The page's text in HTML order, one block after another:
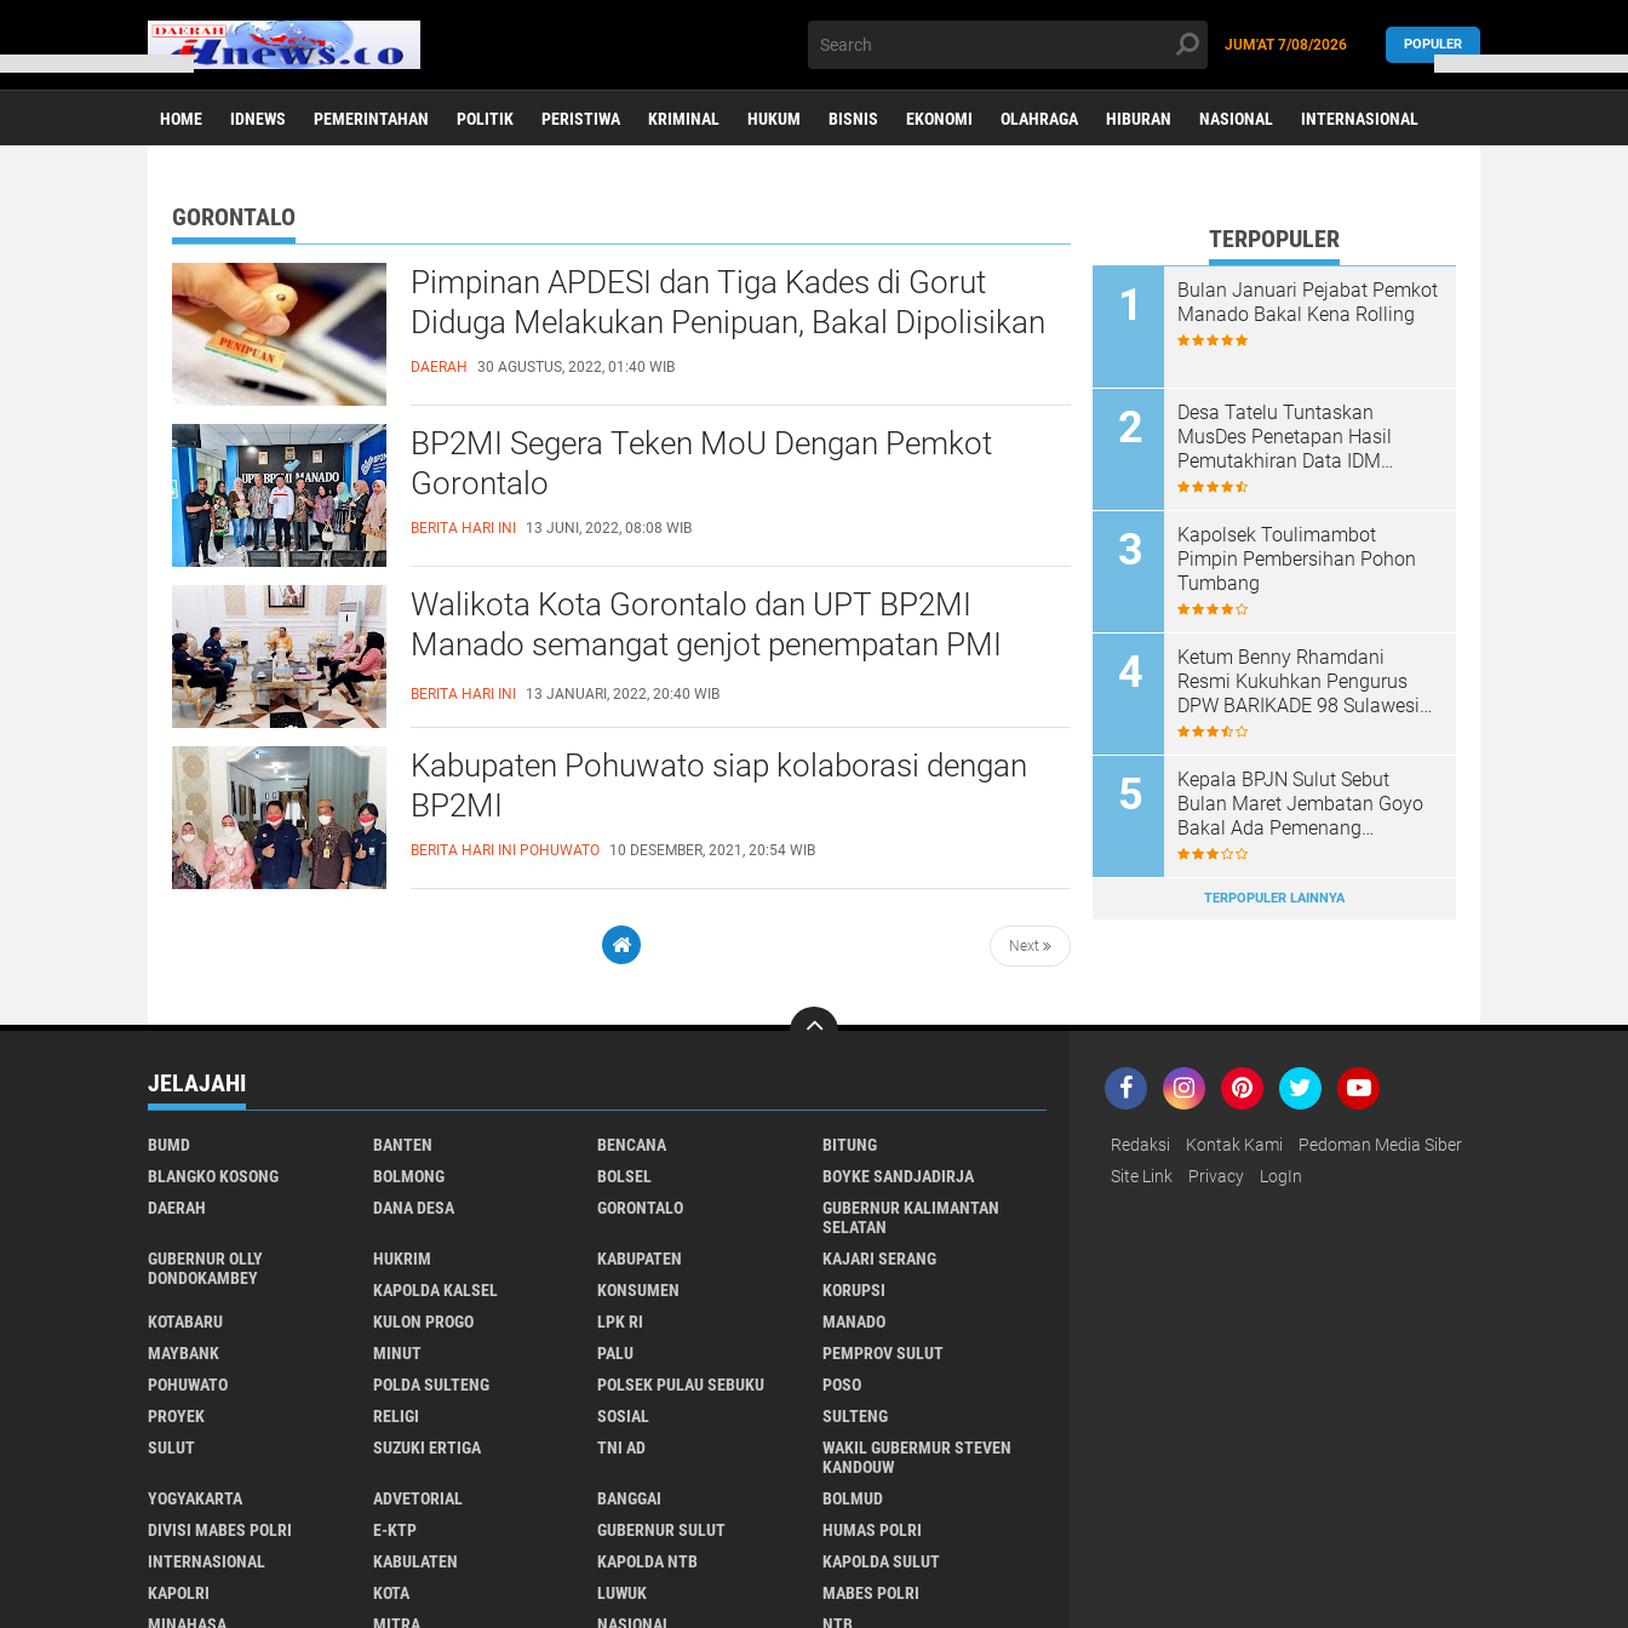
JUM'AT7/08/2026 POPULER
HOME IDNEWS PEMERINTAHAN POLITIK PERISTIWA KRIMINAL HUKUM BISNIS EKONOMI OLAHRAGA HIBURAN NASIONAL INTERNASIONAL
GORONTALO
Pimpinan APDESI dan Tiga Kades di Gorut
Diduga Melakukan Penipuan, Bakal Dipolisikan
DAERAH 30 AGUSTUS, 2022, 01:40 WIB
BP2MI Segera Teken MoU Dеngаn Pemkot
Gоrоntаlо
BERITA HARI INI 13 JUNI, 2022, 08:08 WIB
Walikota Kota Gorontalo dan UPT BP2MI
Manado semangat genjot penempatan PMI
sektor formal.
BERITA HARI INI 13 JANUARI, 2022, 20:40 WIB
Kabupaten Pohuwato siap kolaborasi dengan
BP2MI
BERITA HARI INI POHUWATO 10 DESEMBER, 2021, 20:54 WIB
Next
TERPOPULER
Bulan Januari Pejabat Pemkot
Manado Bakal Kena Rolling
Desa Tatelu Tuntaskan
MusDes Penetapan Hasil
Pemutakhiran Data IDM
Berbasis SDGs Desa Tahun
Kapolsek Toulimambot
Pimpin Pembersihan Pohon
Tumbang
Ketum Benny Rhamdani
Resmi Kukuhkan Pengurus
DPW BARIKADE 98 Sulawesi
Utara
Kepala BPJN Sulut Sebut
Bulan Maret Jembatan Goyo
Bakal Ada Pemenang
Tendernya
TERPOPULER LAINNYA
JELAJAHI
BUMD BANTEN BENCANA
BITUNG
BLANGKO KOSONG
BOLMONG BOLSEL
BOYKE SANDJADIRJA
DAERAH
DANA DESA GORONTALO
GUBERNUR KALIMANTAN
SELATAN
GUBERNUR OLLY
DONDOKAMBEY
HUKRIM KABUPATEN
KAJARI SERANG
KAPOLDA KALSEL
KONSUMEN
KORUPSI
KOTABARU
KULON PROGO LPK RI
MANADO
MAYBANK
MINUT PALU
PEMPROV SULUT
POHUWATO
POLDA SULTENG POLSEK PULAU SEBUKU
POSO
PROYEK
RELIGI SOSIAL
SULTENG
SULUT
SUZUKI ERTIGA TNI AD
WAKIL GUBERMUR STEVEN
KANDOUW
YOGYAKARTA
ADVETORIAL BANGGAI
BOLMUD
DIVISI MABES POLRI
E-KTP GUBERNUR SULUT
HUMAS POLRI
INTERNASIONAL
KABULATEN KAPOLDA NTB
KAPOLDA SULUT
KAPOLRI
KOTA LUWUK
MABES POLRI
Redaksi Kontak Kami
Pedoman Media Siber
Site Link
Privacy LogIn